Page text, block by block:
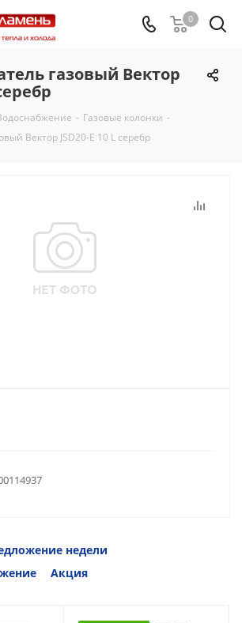
0
газовый Вектор
- Газовые колонки -
Вектор JSD20-E 10 L серебр
недели
Акция